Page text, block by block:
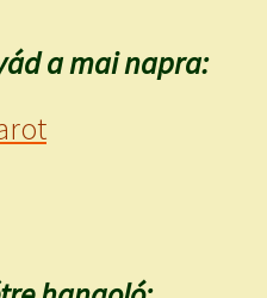
a mai napra: